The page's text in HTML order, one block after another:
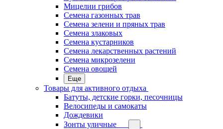
Мицелии грибов
Семена газонных трав
Семена зелени и пряных трав
Семена злаковых
Семена кустарников
Семена лекарственных растений
Семена микрозелени
Семена овощей
Еще
Товары для активного отдыха
Батуты, детские горки, песочницы
Велосипеды и самокаты
Дождевики
Зонты уличные